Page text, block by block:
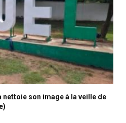
nettoie son image à la veille de